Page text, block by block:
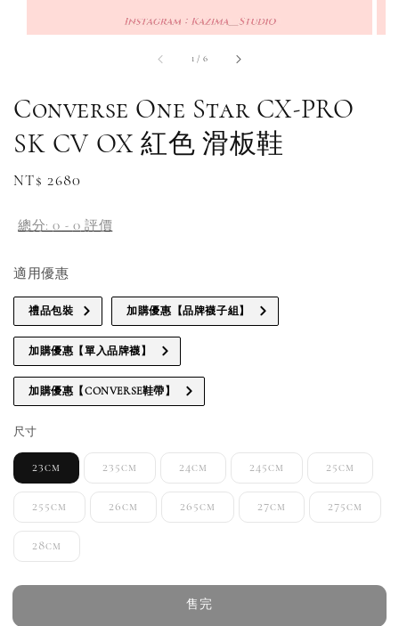
1 / 6
Converse One Star CX-PRO
SK CV OX 紅色 滑板鞋
Regular
NT$ 2680
總分:0 - 0 評價
適用優惠
禮品包裝 加購優惠【品牌襪子組】
加購優惠【單入品牌襪】
加購優惠【CONVERSE鞋帶】
尺寸
23cm 235cm 24cm 245cm 25cm
255cm 26cm 265cm 27cm 275cm
28cm
售完